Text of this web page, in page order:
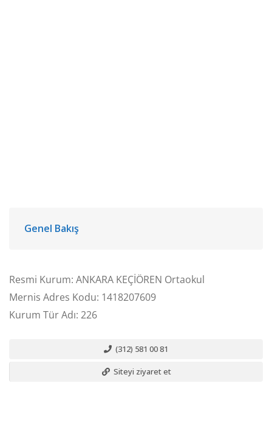
Genel Bakış
Resmi Kurum: ANKARA KEÇİÖREN Ortaokul
Mernis Adres Kodu: 1418207609
Kurum Tür Adı: 226
(312) 581 00 81
Siteyi ziyaret et